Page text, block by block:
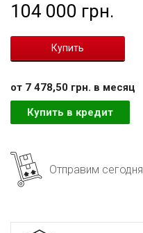
104 000 грн.
от 7 478,50 грн. в месяц
Купить в кредит
Отправим сегодня